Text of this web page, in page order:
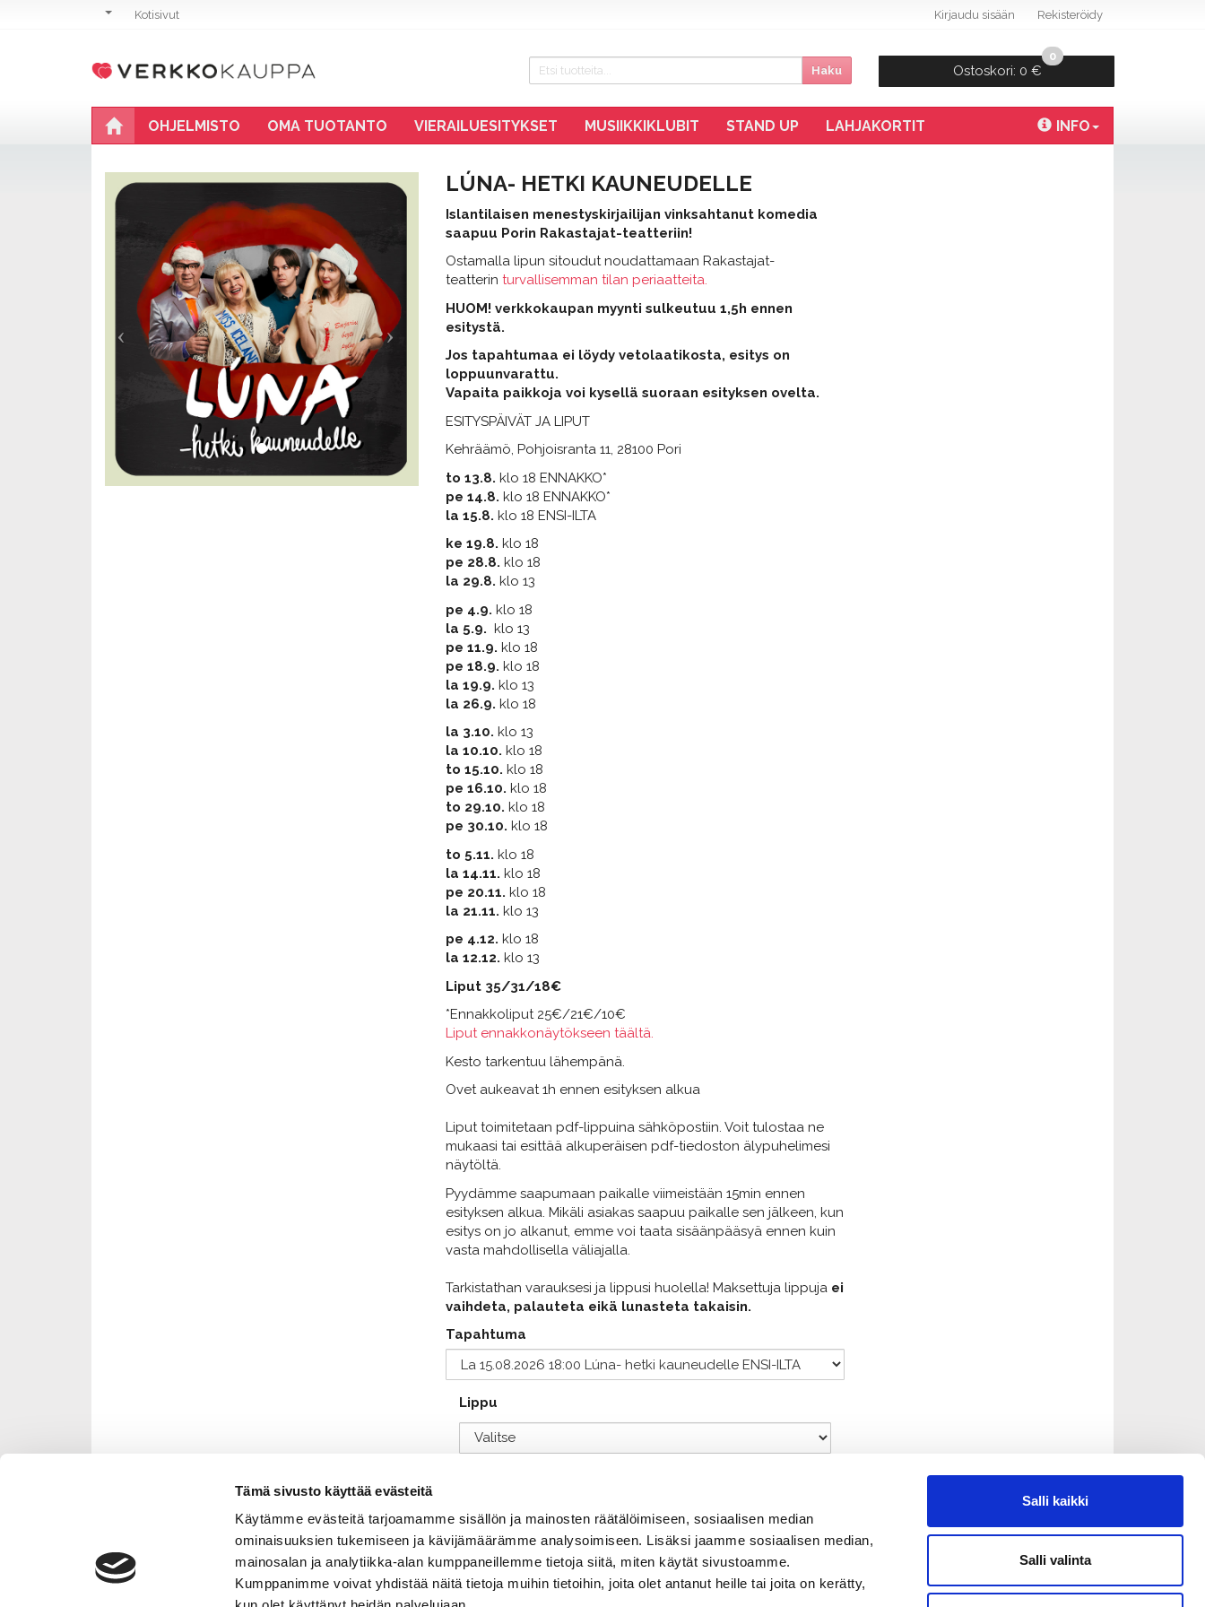
Tämä sivusto käyttää evästeitä
Käytämme evästeitä tarjoamamme sisällön ja mainosten räätälöimiseen, sosiaalisen median
ominaisuuksien tukemiseen ja kävijämäärämme analysoimiseen. Lisäksi jaamme sosiaalisen median,
mainosalan ja analytiikka-alan kumppaneillemme tietoja siitä, miten käytät sivustoamme.
Kumppanimme voivat yhdistää näitä tietoja muihin tietoihin, joita olet antanut heille tai joita on kerätty,
Salli kaikki
Salli valinta
Kotisivut Kirjaudu sisään Rekisteröidy
Haku Ostoskori: 0 €
0
OHJELMISTO OMA TUOTANTO VIERAILUESITYKSET MUSIIKKIKLUBIT STAND UP LAHJAKORTIT INFO
LÚNA- HETKI KAUNEUDELLE
Islantilaisen menestyskirjailijan vinksahtanut komedia
saapuu Porin Rakastajat-teatteriin!
Ostamalla lipun sitoudut noudattamaan Rakastajat-
teatterin turvallisemman tilan periaatteita.
HUOM! verkkokaupan myynti sulkeutuu 1,5h ennen
esitystä.
Jos tapahtumaa ei löydy vetolaatikosta, esitys on
loppuunvarattu.
Vapaita paikkoja voi kysellä suoraan esityksen ovelta.
ESITYSPÄIVÄT JA LIPUT
Kehräämö, Pohjoisranta 11, 28100 Pori
to 13.8. klo 18 ENNAKKO*
pe 14.8. klo 18 ENNAKKO*
la 15.8. klo 18 ENSI-ILTA
ke 19.8. klo 18
pe 28.8. klo 18
la 29.8. klo 13
pe 4.9. klo 18
la 5.9. klo 13
pe 11.9. klo 18
pe 18.9. klo 18
la 19.9. klo 13
la 26.9. klo 18
la 3.10. klo 13
la 10.10. klo 18
to 15.10. klo 18
pe 16.10. klo 18
to 29.10. klo 18
pe 30.10. klo 18
to 5.11. klo 18
la 14.11. klo 18
pe 20.11. klo 18
la 21.11. klo 13
pe 4.12. klo 18
la 12.12. klo 13
Liput 35/31/18€
*Ennakkoliput 25€/21€/10€
Liput ennakkonäytökseen täältä.
Kesto tarkentuu lähempänä.
Ovet aukeavat 1h ennen esityksen alkua
Liput toimitetaan pdf-lippuina sähköpostiin. Voit tulostaa ne
mukaasi tai esittää alkuperäisen pdf-tiedoston älypuhelimesi
näytöltä.
Pyydämme saapumaan paikalle viimeistään 15min ennen
esityksen alkua. Mikäli asiakas saapuu paikalle sen jälkeen, kun
esitys on jo alkanut, emme voi taata sisäänpääsyä ennen kuin
vasta mahdollisella väliajalla.
Tarkistathan varauksesi ja lippusi huolella! Maksettuja lippuja ei
vaihdeta, palauteta eikä lunasteta takaisin.
Tapahtuma
Lippu
+ Toimituskulut alkaen 0,00 €
- + Kpl Lisää ostoskoriin